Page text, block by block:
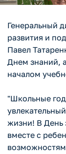
Генеральный
развития и
Павел
Днем знаний,
началом
"Школьные
жизни! В День
вместе с
возможностям